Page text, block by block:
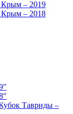
Крым – 2019
Крым – 2018
Тавриды –